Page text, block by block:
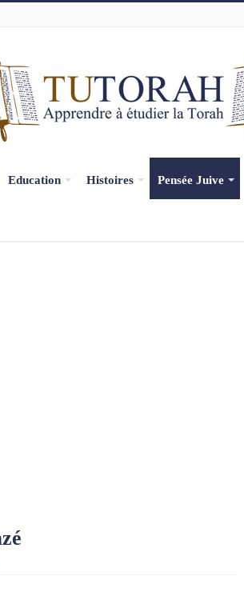
Education Histoires Pensée Juive